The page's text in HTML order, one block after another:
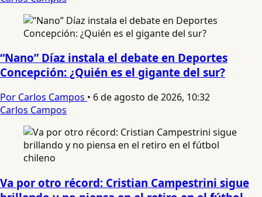
“Nano” Díaz instala el debate en Deportes
Concepción: ¿Quién es el gigante del sur?
Por Carlos Campos • 6 de agosto de 2026, 10:32
Carlos Campos
Va por otro récord: Cristian Campestrini sigue